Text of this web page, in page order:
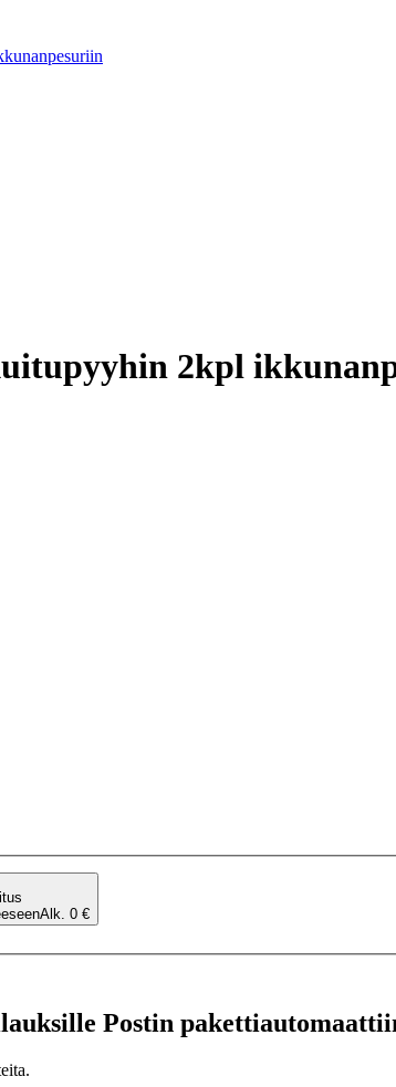
2kpl
Alk. 0 €
Postin